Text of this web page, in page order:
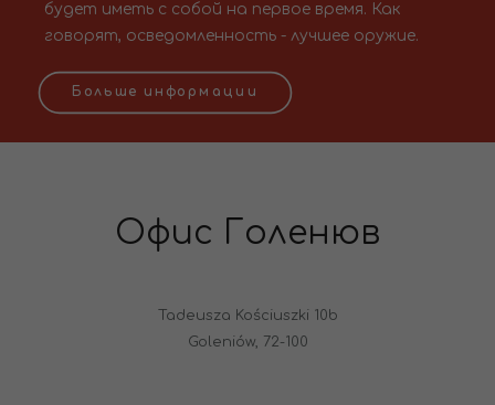
будет иметь с собой на первое время. Как
говорят, осведомленность - лучшее оружие.
Больше информации
Офис Голенюв
Tadeusza Kościuszki 10b
Goleniów, 72-100